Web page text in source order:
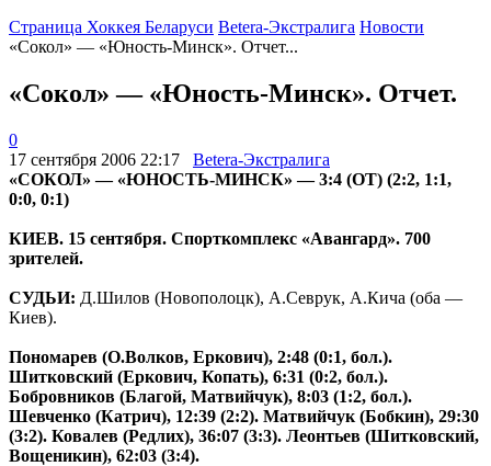
Страница Хоккея Беларуси Betera-Экстралига Новости
«Сокол» — «Юность-Минск». Отчет...
«Сокол» — «Юность-Минск». Отчет.
0
17 сентября 2006 22:17
Betera-Экстралига
«СОКОЛ» — «ЮНОСТЬ-МИНСК» — 3:4 (ОТ) (2:2, 1:1,
0:0, 0:1)
КИЕВ. 15 сентября. Спорткомплекс «Авангард». 700
зрителей.
СУДЬИ: Д.Шилов (Новополоцк), А.Севрук, А.Кича (оба —
Киев).
Пономарев (О.Волков, Еркович), 2:48 (0:1, бол.).
Шитковский (Еркович, Копать), 6:31 (0:2, бол.).
Бобровников (Благой, Матвийчук), 8:03 (1:2, бол.).
Шевченко (Катрич), 12:39 (2:2). Матвийчук (Бобкин), 29:30
(3:2). Ковалев (Редлих), 36:07 (3:3). Леонтьев (Шитковский,
Вощеникин), 62:03 (3:4).